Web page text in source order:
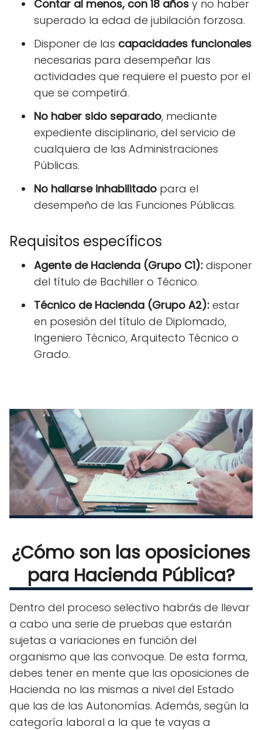
Contar al menos, con 18 años y no haber
superado la edad de jubilación forzosa.
Disponer de las capacidades funcionales
necesarias para desempeñar las
actividades que requiere el puesto por el
que se competirá.
No haber sido separado, mediante
expediente disciplinario, del servicio de
cualquiera de las Administraciones
Públicas.
No hallarse inhabilitado para el
desempeño de las Funciones Públicas.
Requisitos específicos
Agente de Hacienda (Grupo C1): disponer
del título de Bachiller o Técnico.
Técnico de Hacienda (Grupo A2): estar
en posesión del título de Diplomado,
Ingeniero Técnico, Arquitecto Técnico o
Grado.
¿Cómo son las oposiciones
para Hacienda Pública?
Dentro del proceso selectivo habrás de llevar
a cabo una serie de pruebas que estarán
sujetas a variaciones en función del
organismo que las convoque. De esta forma,
debes tener en mente que las oposiciones de
Hacienda no las mismas a nivel del Estado
que las de las Autonomías. Además, según la
categoría laboral a la que te vayas a